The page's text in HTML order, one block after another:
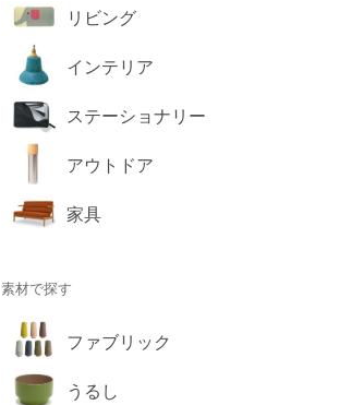
リビング
インテリア
ステーショナリー
アウトドア
家具
素材で探す
ファブリック
うるし